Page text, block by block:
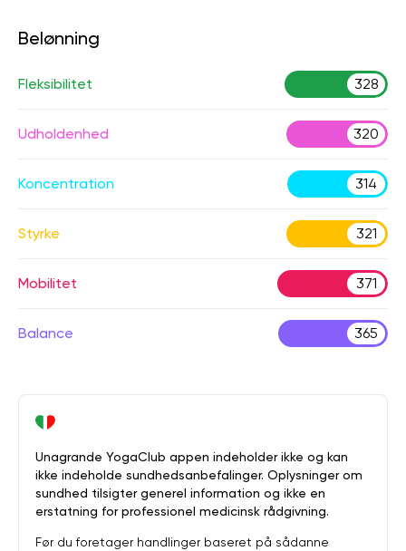
Belønning
Fleksibilitet 328
Udholdenhed 320
Koncentration 314
Styrke 321
Mobilitet 371
Balance 365
Unagrande YogaClub appen indeholder ikke og kan
ikke indeholde sundhedsanbefalinger. Oplysninger om
sundhed tilsigter generel information og ikke en
erstatning for professionel medicinsk rådgivning.
Før du foretager handlinger baseret på sådanne